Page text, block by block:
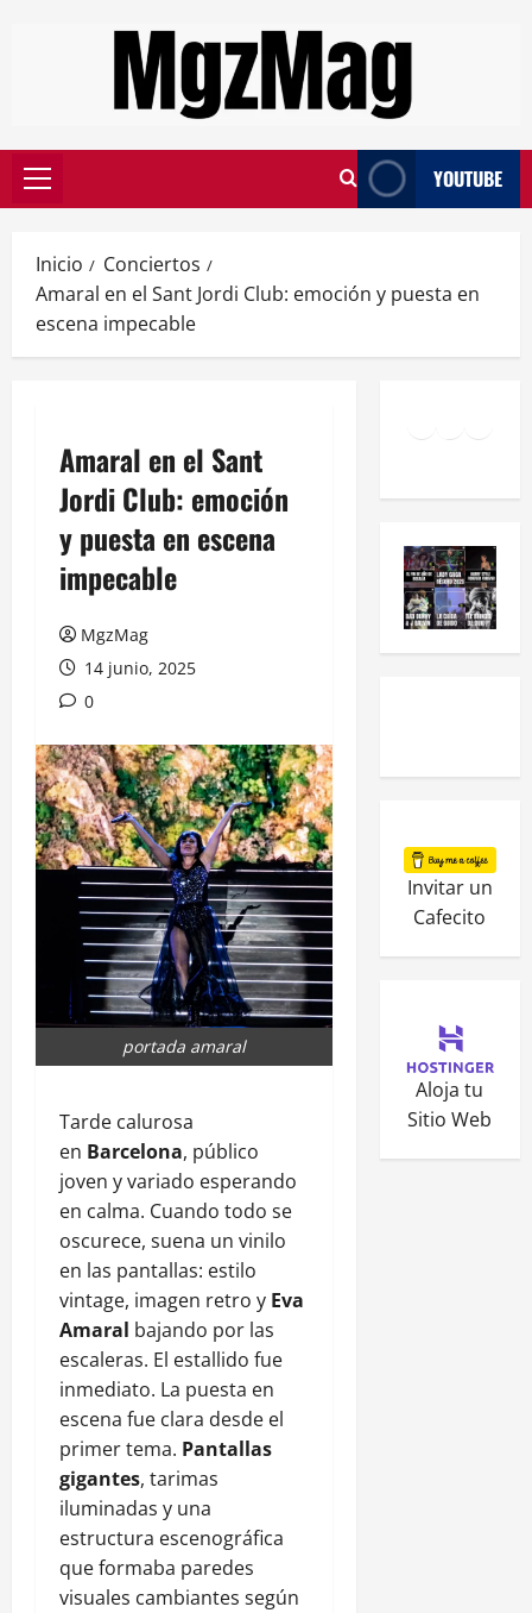
YOUTUBE
Inicio
Conciertos
Amaral en el Sant Jordi Club: emoción y puesta en
escena impecable
Amaral en el Sant
Jordi Club: emoción
y puesta en escena
impecable
MgzMag
14 junio, 2025
0
portada amaral
Tarde calurosa
en Barcelona, público
joven y variado esperando
en calma. Cuando todo se
oscurece, suena un vinilo
en las pantallas: estilo
vintage, imagen retro y Eva
Amaral bajando por las
escaleras. El estallido fue
inmediato. La puesta en
escena fue clara desde el
primer tema. Pantallas
gigantes, tarimas
iluminadas y una
estructura escenográfica
que formaba paredes
visuales cambiantes según
Invitar un
Cafecito
Aloja tu
Sitio Web